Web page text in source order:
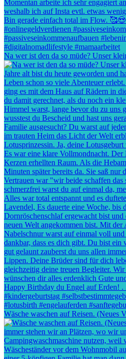
Na wer ist den da so müde? Unser
Wäsche waschen auf Reisen. (Neues